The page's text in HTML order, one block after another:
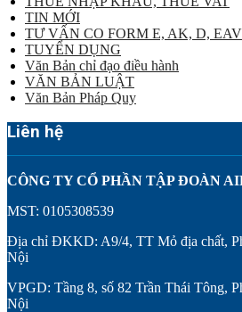
TIN MỚI
TƯ VẤN CO FORM E, AK, D,
TUYỂN DỤNG
Văn Bản chỉ đạo điều hành
VĂN BẢN LUẬT
Văn Bản Pháp Quy
Liên hệ
CÔNG TY CỔ PHẦN TẬP ĐOÀN
MST: 0105308539
Địa chỉ ĐKKD: A9/4, TT Mỏ địa chất,
Nội
VPGD: Tầng 8, số 82 Trần Thái Tông,
Nội